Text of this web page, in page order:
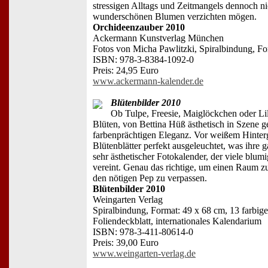
stressigen Alltags und Zeitmangels dennoch
wunderschönen Blumen verzichten mögen.
Orchideenzauber 2010
Ackermann Kunstverlag München
Fotos von Micha Pawlitzki, Spiralbindung,
ISBN: 978-3-8384-1092-0
Preis: 24,95 Euro
www.ackermann-kalender.de
Blütenbilder 2010
Ob Tulpe, Freesie, Maiglöckchen oder
Blüten, von Bettina Hüß ästhetisch in Szene
farbenprächtigen Eleganz. Vor weißem
Blütenblätter perfekt ausgeleuchtet, was ihre
sehr ästhetischer Fotokalender, der viele
vereint. Genau das richtige, um einen Raum
den nötigen Pep zu verpassen.
Blütenbilder 2010
Weingarten Verlag
Spiralbindung, Format: 49 x 68 cm, 13
Foliendeckblatt, internationales Kalendarium
ISBN: 978-3-411-80614-0
Preis: 39,00 Euro
www.weingarten-verlag.de